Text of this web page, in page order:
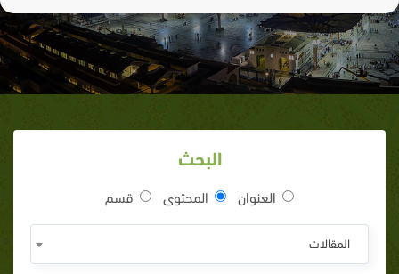
البحث
العنوان المحتوى قسم
المقالات